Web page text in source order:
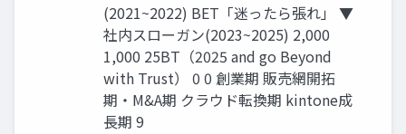
(2021~2022) BET「迷ったら張れ」 ▼
社内スローガン(2023~2025) 2,000
1,000 25BT（2025 and go Beyond
with Trust） 0 0 創業期 販売網開拓
期・M&A期 クラウド転換期 kintone成
長期 9